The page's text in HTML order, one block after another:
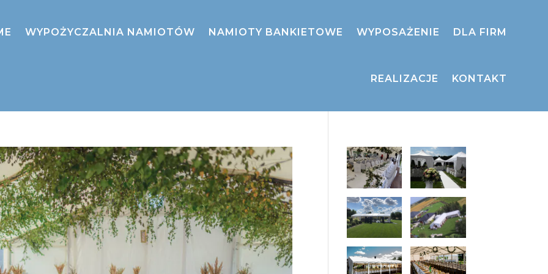
WYPOŻYCZALNIA NAMIOTÓW NAMIOTY BANKIETOWE WYPOSAŻENIE DLA FIRM
REALIZACJE KONTAKT